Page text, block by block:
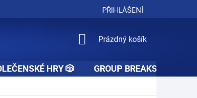
PŘIHLÁŠENÍ
NÁKUPNÍ
Prázdný košík
HRY 🎲 GROUP BREAKS 🚧👥🚧